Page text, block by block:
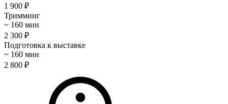
1 900 ₽
Тримминг
~ 160 мин
2 300 ₽
Подготовка к выставке
~ 160 мин
2 800 ₽